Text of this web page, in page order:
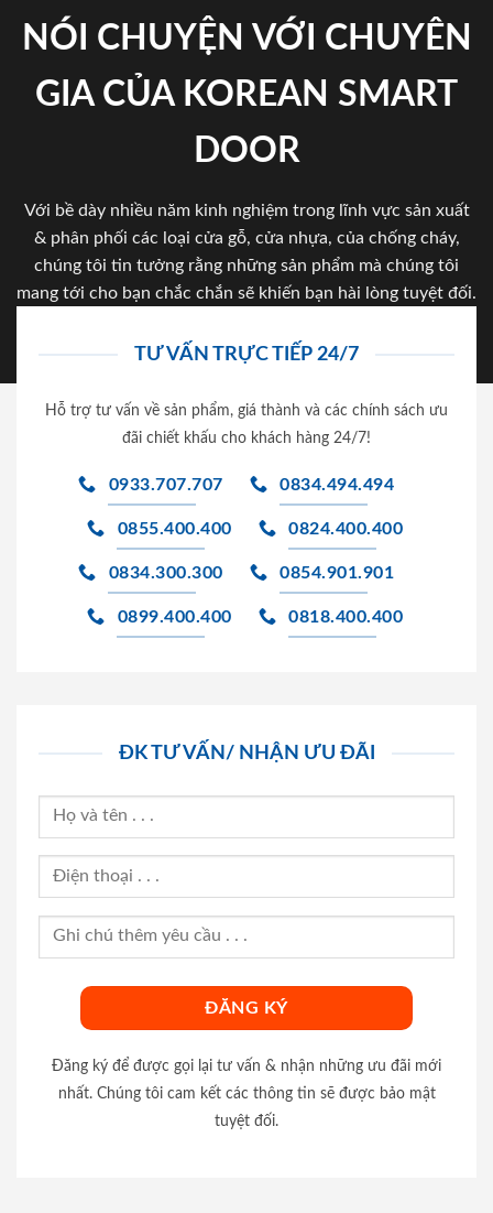
NÓI CHUYỆN VỚI CHUYÊN
GIA CỦA KOREAN SMART
DOOR
Với bề dày nhiều năm kinh nghiệm trong lĩnh vực sản xuất
& phân phối các loại cửa gỗ, cửa nhựa, của chống cháy,
chúng tôi tin tưởng rằng những sản phẩm mà chúng tôi
mang tới cho bạn chắc chắn sẽ khiến bạn hài lòng tuyệt đối.
TƯ VẤN TRỰC TIẾP 24/7
Hỗ trợ tư vấn về sản phẩm, giá thành và các chính sách ưu
đãi chiết khấu cho khách hàng 24/7!
0933.707.707 0834.494.494
0855.400.400 0824.400.400
0834.300.300 0854.901.901
0899.400.400 0818.400.400
ĐK TƯ VẤN/ NHẬN ƯU ĐÃI
Đăng ký để được gọi lại tư vấn & nhận những ưu đãi mới
nhất. Chúng tôi cam kết các thông tin sẽ được bảo mật
tuyệt đối.